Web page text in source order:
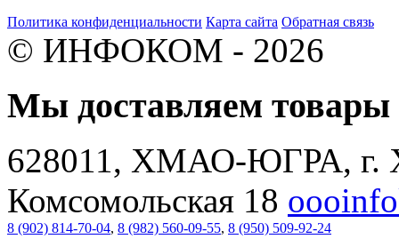
Политика конфиденциальности Карта сайта Обратная связь
© ИНФОКОМ - 2026
Мы доставляем
628011, ХМАО-ЮГРА, г.
Комсомольская 18
8 (902) 814-70-04, 8 (982) 560-09-55, 8 (950) 509-92-24